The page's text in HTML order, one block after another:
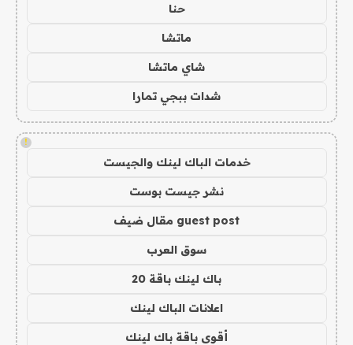
حنا
ماتشا
شاي ماتشا
شدات ببجي تمارا
!
خدمات الباك لينك والجيست
نشر جيست بوست
guest post مقال ضيف
سوق العرب
باك لينك باقة 20
اعلانات الباك لينك
أقوى باقة باك لينك